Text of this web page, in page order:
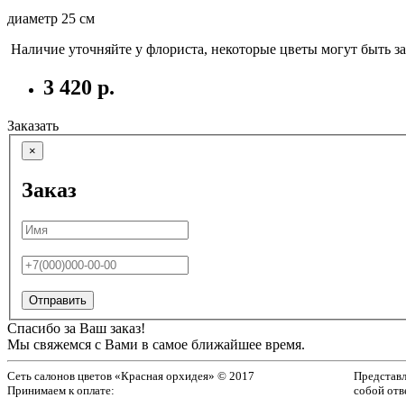
диаметр 25 см
Наличие уточняйте у флориста, некоторые цветы могут быть
3 420 р.
Заказать
×
Заказ
Отправить
Спасибо за Ваш заказ!
Мы свяжемся с Вами в самое ближайшее время.
Сеть салонов цветов «Красная орхидея» © 2017
Принимаем к оплате:
собой